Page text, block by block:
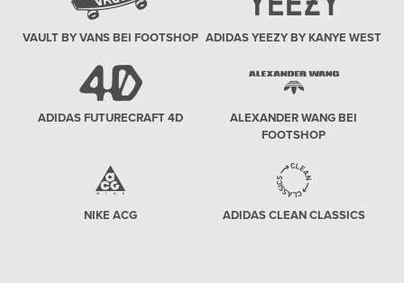
VAULT BY VANS BEI FOOTSHOP ADIDAS YEEZY BY KANYE WEST
ADIDAS FUTURECRAFT 4D
ALEXANDER WANG BEI
FOOTSHOP
NIKE ACG ADIDAS CLEAN CLASSICS